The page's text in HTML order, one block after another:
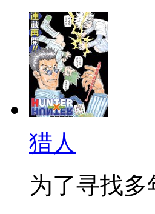
猎人
为了寻找